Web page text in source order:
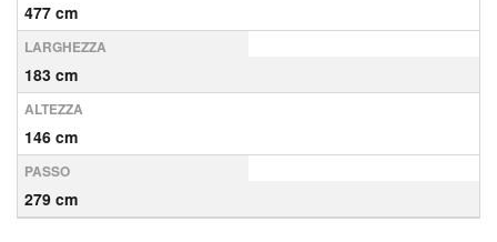
477 cm
LARGHEZZA
183 cm
ALTEZZA
146 cm
PASSO
279 cm